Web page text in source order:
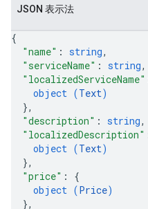
JSON 表示法
{
"name" : string,
"serviceName" : string,
"localizedServiceName"
object (Text)
},
"description" : string,
"localizedDescription"
object (Text)
},
"price" : {
object (Price)
},